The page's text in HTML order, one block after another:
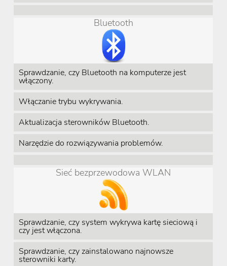
Bluetooth
Sprawdzanie, czy Bluetooth na komputerze jest
włączony.
Włączanie trybu wykrywania.
Aktualizacja sterowników Bluetooth.
Narzędzie do rozwiązywania problemów.
Sieć bezprzewodowa WLAN
Sprawdzanie, czy system wykrywa kartę sieciową i
czy jest włączona.
Sprawdzanie, czy zainstalowano najnowsze
sterowniki karty.